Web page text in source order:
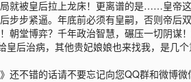
就被皇后拉上龙床！更离谱的是……皇帝
步步紧逼。年底前必须有皇嗣，否则帝
朝堂博弈？千年政治智慧，碾压一切阴
后治病，其他贵妃娘娘也来找我，是几
》还不错的话请不要忘记向您QQ群和微博微